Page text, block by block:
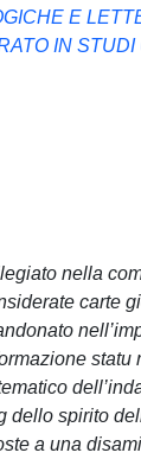
E
IN STUDI
nella
carte
dello spirito
a una